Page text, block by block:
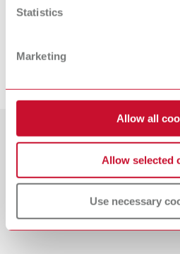
Statistics
Marketing
Allow all
Allow selected
Use necessary
und spannenden Ausbildung in